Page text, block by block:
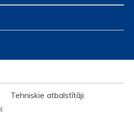
atbalstītāji: